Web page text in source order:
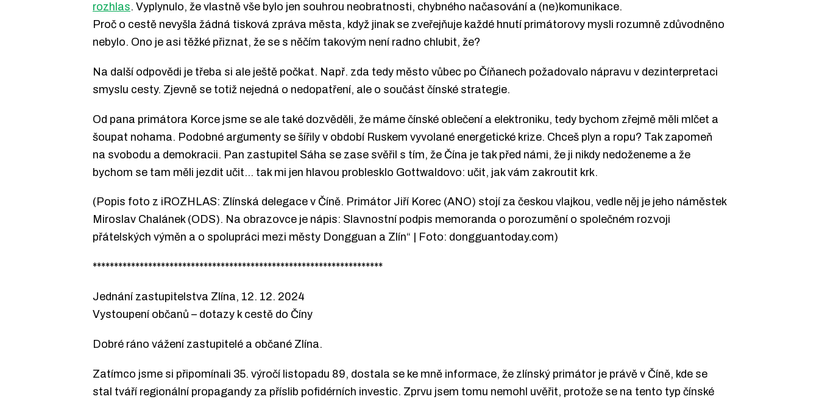
rozhlas. Vyplynulo, že vlastně vše bylo jen souhrou neobratnosti, chybného načasování a (ne)komunikace.
Proč o cestě nevyšla žádná tisková zpráva města, když jinak se zveřejňuje každé hnutí primátorovy mysli rozumně zdůvodněno
nebylo. Ono je asi těžké přiznat, že se s něčím takovým není radno chlubit, že?
Na další odpovědi je třeba si ale ještě počkat. Např. zda tedy město vůbec po Číňanech požadovalo nápravu v dezinterpretaci
smyslu cesty. Zjevně se totiž nejedná o nedopatření, ale o součást čínské strategie.
Od pana primátora Korce jsme se ale také dozvěděli, že máme čínské oblečení a elektroniku, tedy bychom zřejmě měli mlčet a
šoupat nohama. Podobné argumenty se šířily v období Ruskem vyvolané energetické krize. Chceš plyn a ropu? Tak zapomeň
na svobodu a demokracii. Pan zastupitel Sáha se zase svěřil s tím, že Čína je tak před námi, že ji nikdy nedoženeme a že
bychom se tam měli jezdit učit… tak mi jen hlavou problesklo Gottwaldovo: učit, jak vám zakroutit krk.
(Popis foto z iROZHLAS: Zlínská delegace v Číně. Primátor Jiří Korec (ANO) stojí za českou vlajkou, vedle něj je jeho náměstek
Miroslav Chalánek (ODS). Na obrazovce je nápis: Slavnostní podpis memoranda o porozumění o společném rozvoji
přátelských výměn a o spolupráci mezi městy Dongguan a Zlín“ | Foto: dongguantoday.com)
********************************************************************
Jednání zastupitelstva Zlína, 12. 12. 2024
Vystoupení občanů – dotazy k cestě do Číny
Dobré ráno vážení zastupitelé a občané Zlína.
Zatímco jsme si připomínali 35. výročí listopadu 89, dostala se ke mně informace, že zlínský primátor je právě v Číně, kde se
stal tváří regionální propagandy za příslib pofidérních investic. Zprvu jsem tomu nemohl uvěřit, protože se na tento typ čínské